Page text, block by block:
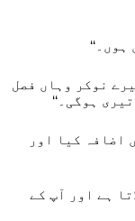
نوکر وہاں فصل
ہوگی۔‘‘
اضافہ کیا اور
ہے اور آپ کے